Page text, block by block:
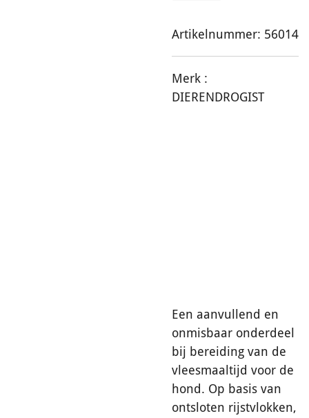
Artikelnummer: 56014
Merk :
DIERENDROGIST
Een aanvullend en
onmisbaar onderdeel
bij bereiding van de
vleesmaaltijd voor de
hond. Op basis van
ontsloten rijstvlokken,